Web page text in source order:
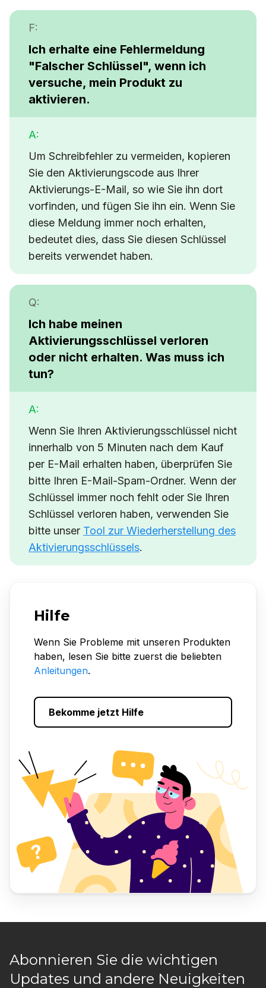
F:
Ich erhalte eine Fehlermeldung
"Falscher Schlüssel", wenn ich
versuche, mein Produkt zu
aktivieren.
A:
Um Schreibfehler zu vermeiden, kopieren
Sie den Aktivierungscode aus Ihrer
Aktivierungs-E-Mail, so wie Sie ihn dort
vorfinden, und fügen Sie ihn ein. Wenn Sie
diese Meldung immer noch erhalten,
bedeutet dies, dass Sie diesen Schlüssel
bereits verwendet haben.
Q:
Ich habe meinen
Aktivierungsschlüssel verloren
oder nicht erhalten. Was muss ich
tun?
A:
Wenn Sie Ihren Aktivierungsschlüssel nicht
innerhalb von 5 Minuten nach dem Kauf
per E-Mail erhalten haben, überprüfen Sie
bitte Ihren E-Mail-Spam-Ordner. Wenn der
Schlüssel immer noch fehlt oder Sie Ihren
Schlüssel verloren haben, verwenden Sie
bitte unser Tool zur Wiederherstellung des
Aktivierungsschlüssels.
Hilfe
Wenn Sie Probleme mit unseren Produkten
haben, lesen Sie bitte zuerst die beliebten
Anleitungen.
Bekomme jetzt Hilfe
Abonnieren Sie die wichtigen
Updates und andere Neuigkeiten